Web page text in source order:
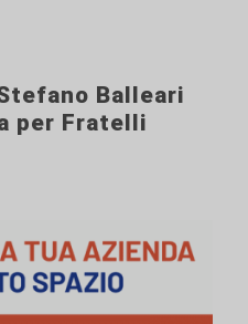
Balleari
per Fratelli